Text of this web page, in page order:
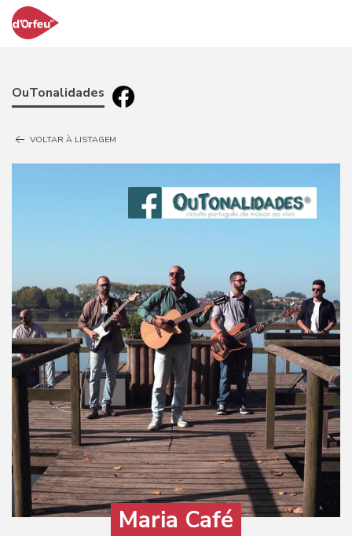
OuTonalidades
VOLTAR À LISTAGEM
Maria Café